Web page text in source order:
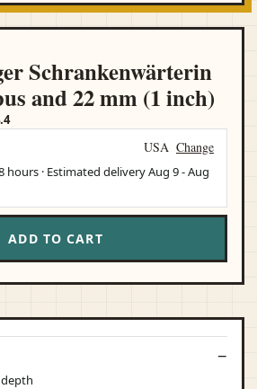
Schrankenwärterin
and 22 mm (1 inch)
USA Change
hours · Estimated deliveryAug 9-Aug
ADD TO CART